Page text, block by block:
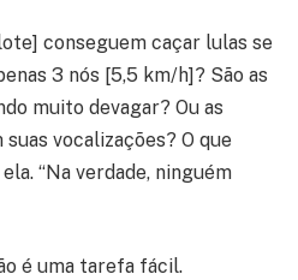
conseguem caçar lulas se
3 nós [5,5 km/h]? São as
muito devagar? Ou as
vocalizações? O que
“Na verdade, ninguém
é uma tarefa fácil.